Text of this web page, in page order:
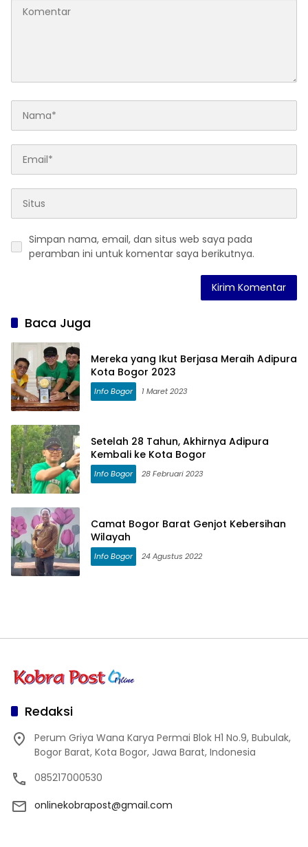
Simpan nama, email, dan situs web saya pada
peramban ini untuk komentar saya berikutnya.
Baca Juga
Mereka yang Ikut Berjasa Meraih Adipura
Kota Bogor 2023
Info Bogor 1 Maret 2023
Setelah 28 Tahun, Akhirnya Adipura
Kembali ke Kota Bogor
Info Bogor 28 Februari 2023
Camat Bogor Barat Genjot Kebersihan
Wilayah
Info Bogor 24 Agustus 2022
Redaksi
Perum Griya Wana Karya Permai Blok H1 No.9, Bubulak,
Bogor Barat, Kota Bogor, Jawa Barat, Indonesia
085217000530
onlinekobrapost@gmail.com